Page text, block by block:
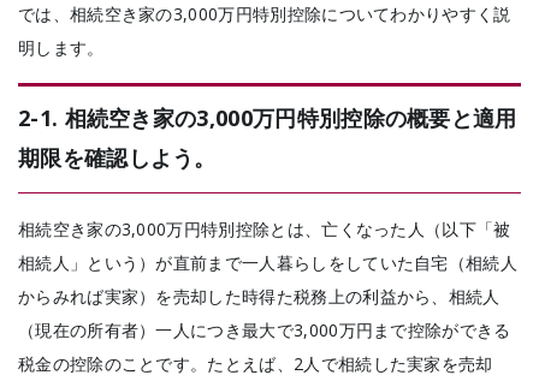
では、相続空き家の3,000万円特別控除についてわかりやすく説
明します。
2-1. 相続空き家の3,000万円特別控除の概要と適用
期限を確認しよう。
相続空き家の3,000万円特別控除とは、亡くなった人（以下「被
相続人」という）が直前まで一人暮らしをしていた自宅（相続人
からみれば実家）を売却した時得た税務上の利益から、相続人
（現在の所有者）一人につき最大で3,000万円まで控除ができる
税金の控除のことです。 たとえば、2人で相続した実家を売却